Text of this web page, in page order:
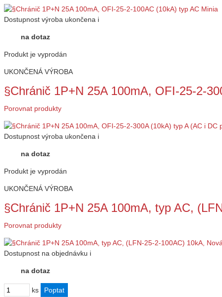
Dostupnost výroba ukončena i
na dotaz
Produkt je vyprodán
UKONČENÁ VÝROBA
§Chránič 1P+N 25A 100mA, OFI-25-2-
Porovnat produkty
Dostupnost výroba ukončena i
na dotaz
Produkt je vyprodán
UKONČENÁ VÝROBA
§Chránič 1P+N 25A 100mA, typ AC,
Porovnat produkty
Dostupnost na objednávku i
na dotaz
ks